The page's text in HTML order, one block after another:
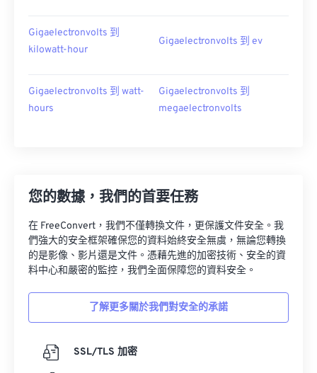
Gigaelectronvolts 到
kilowatt-hour
Gigaelectronvolts 到 ev
Gigaelectronvolts 到 watt-
hours
Gigaelectronvolts 到
megaelectronvolts
您的數據，我們的首要任務
在 FreeConvert，我們不僅轉換文件，更保護文件安全。我
們強大的安全框架確保您的資料始終安全無虞，無論您轉換
的是影像、影片還是文件。憑藉先進的加密技術、安全的資
料中心和嚴密的監控，我們全面保障您的資料安全。
了解更多關於我們對安全的承諾
SSL/TLS 加密